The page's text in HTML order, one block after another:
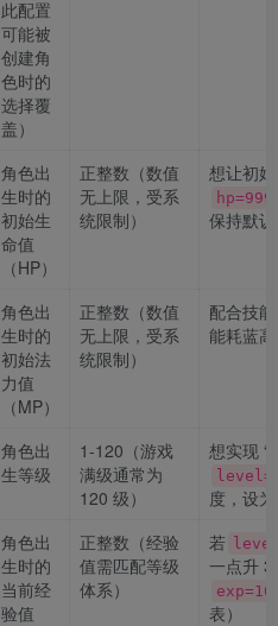
此配置
可能被
创建角
色时的
选择覆
盖）
角色出
生时的
初始生
命值
（HP）
正整数（数值
无上限，受系
统限制）
想让初
保持默
角色出
生时的
初始法
力值
（MP）
正整数（数值
无上限，受系
统限制）
配合技
能耗蓝
角色出
生等级
1-120（游戏
满级通常为
120 级）
想实现 “
度，设为
角色出
生时的
当前经
验值
正整数（经验
值需匹配等级
体系）
若
一点升
表）